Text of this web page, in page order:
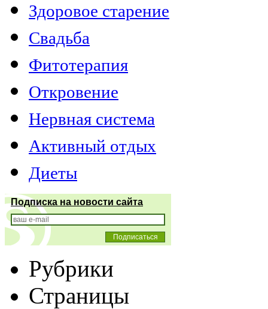
Здоровое старение
Свадьба
Фитотерапия
Откровение
Нервная система
Активный отдых
Диеты
Подписка на новости сайта
Рубрики
Страницы